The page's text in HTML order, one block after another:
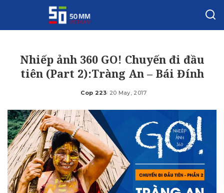
Nhiếp ảnh 360 GO! Chuyến đi đầu
tiên (Part 2):Tràng An – Bái Đính
Posted
Cop 223 20 May, 2017